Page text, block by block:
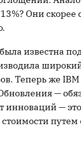
Они скорее
известна
Теперь же
—
инноваций —